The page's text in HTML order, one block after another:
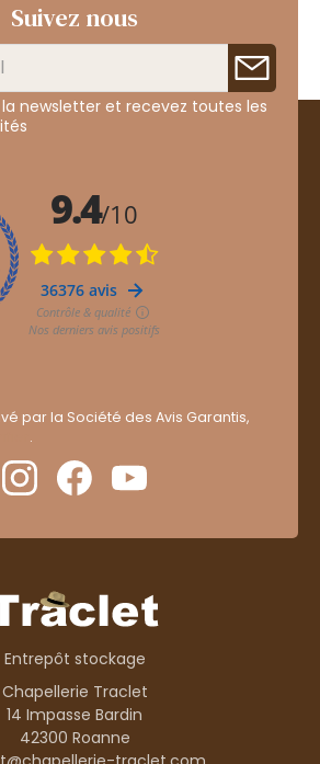
Suivez nous
newsletter et recevez toutes les
par la Société des Avis Garantis,
.
Entrepôt stockage
Chapellerie Traclet
14 Impasse Bardin
42300 Roanne